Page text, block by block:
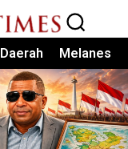
Daerah Melanesia